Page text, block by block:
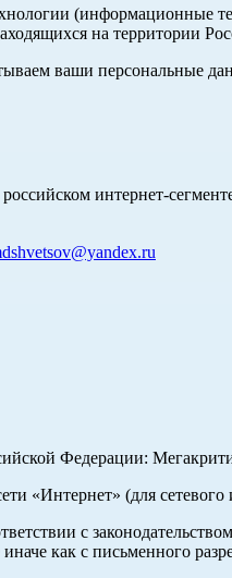
(информационные
на территории
ваши персональные
интернет-
Федерации:
«Интернет» (для сетевого
с
как с письменного